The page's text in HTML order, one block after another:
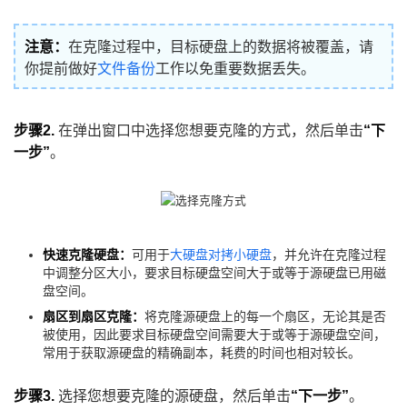
注意： 在克隆过程中，目标硬盘上的数据将被覆盖，请
你提前做好文件备份工作以免重要数据丢失。
步骤2. 在弹出窗口中选择您想要克隆的方式，然后单击“下
一步”。
快速克隆硬盘： 可用于大硬盘对拷小硬盘，并允许在克隆过程
中调整分区大小，要求目标硬盘空间大于或等于源硬盘已用磁
盘空间。
扇区到扇区克隆： 将克隆源硬盘上的每一个扇区，无论其是否
被使用，因此要求目标硬盘空间需要大于或等于源硬盘空间，
常用于获取源硬盘的精确副本，耗费的时间也相对较长。
步骤3. 选择您想要克隆的源硬盘，然后单击“下一步”。